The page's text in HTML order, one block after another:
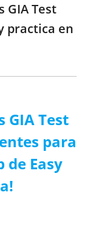
GIA Test
practica en
GIA Test
para
de Easy